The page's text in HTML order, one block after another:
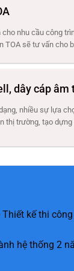
nhu cầu công
TOA sẽ tư vấn cho
dây cáp âm
nhiều sự lựa
thị trường, tạo
kế thi
hệ thống 2